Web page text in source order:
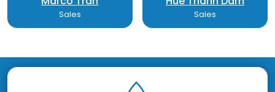
Sales Sales